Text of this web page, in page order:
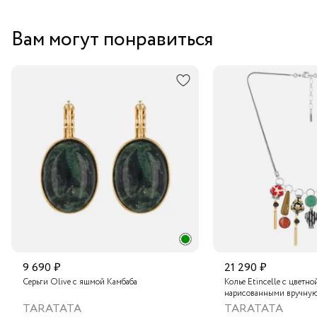
Вам могут понравиться
9 690 ₽
Серьги Olive с яшмой Камбаба
TARATATA
21 290 ₽
Колье Etincelle с
нарисованными
слюдяным порошком,
TARATATA